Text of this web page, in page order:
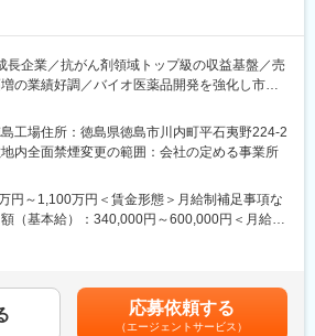
し現地調査＆ヒアリング
ランを提案＆見積り作成
ーフォロー
円
はOJT研修を実施し、その後も半年以上かけて
長企業／抗がん剤領域トップ級の収益基盤／売
の業績好調／バイオ医薬品開発を強化し市場
社内外関係者と連携しながら製剤製造技術の
していただきます。
い（外部製造所含む）
ート（CDMO、社内各部門）
工場住所：徳島県徳島市川内町平石夷野224-2
内全面禁煙変更の範囲：会社の定める事業所
円～1,100万円＜賃金形態＞月給制補足事項な
（基本給）：340,000円～600,000円＜月給＞
。月給(月額)は固定手当を含めた表記です。
応募依頼する
（エージェントサービス）